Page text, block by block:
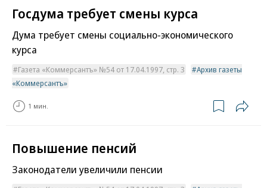
Госдума требует смены курса
Дума требует смены социально-экономического
курса
Газета «Коммерсантъ» №54 от 17.04.1997, стр. 3
Архив газеты
«Коммерсантъ»
1 мин.
Повышение пенсий
Законодатели увеличили пенсии